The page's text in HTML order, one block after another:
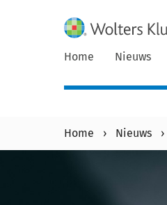
Home Nieuws
Home › Nieuws ›